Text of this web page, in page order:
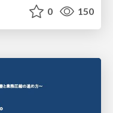
0 150